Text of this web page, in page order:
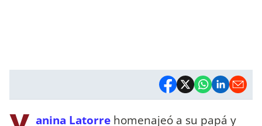
anina Latorre homenajeó a su papá y